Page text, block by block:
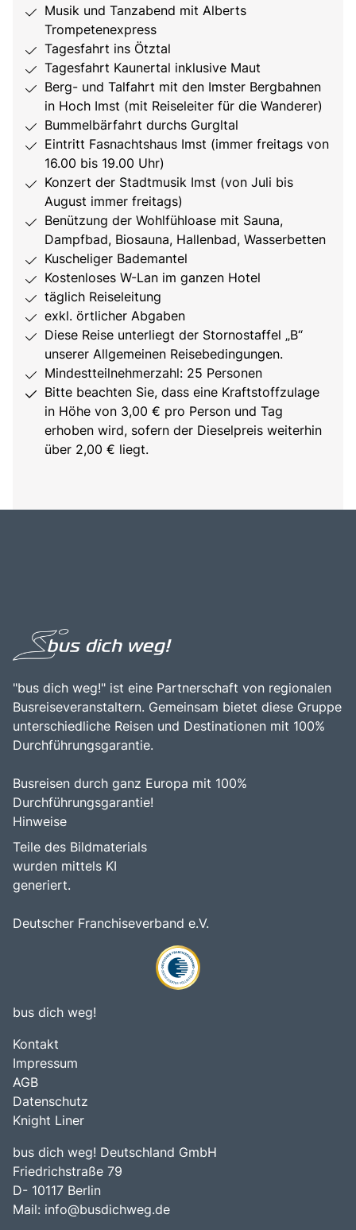
Musik und Tanzabend mit Alberts
Trompetenexpress
Tagesfahrt ins Ötztal
Tagesfahrt Kaunertal inklusive Maut
Berg- und Talfahrt mit den Imster Bergbahnen
in Hoch Imst (mit Reiseleiter für die Wanderer)
Bummelbärfahrt durchs Gurgltal
Eintritt Fasnachtshaus Imst (immer freitags von
16.00 bis 19.00 Uhr)
Konzert der Stadtmusik Imst (von Juli bis
August immer freitags)
Benützung der Wohlfühloase mit Sauna,
Dampfbad, Biosauna, Hallenbad, Wasserbetten
Kuscheliger Bademantel
Kostenloses W-Lan im ganzen Hotel
täglich Reiseleitung
exkl. örtlicher Abgaben
Diese Reise unterliegt der Stornostaffel „B“
unserer Allgemeinen Reisebedingungen.
Mindestteilnehmerzahl: 25 Personen
Bitte beachten Sie, dass eine Kraftstoffzulage
in Höhe von 3,00 € pro Person und Tag
erhoben wird, sofern der Dieselpreis weiterhin
über 2,00 € liegt.
"bus dich weg!" ist eine Partnerschaft von regionalen
Busreiseveranstaltern. Gemeinsam bietet diese Gruppe
unterschiedliche Reisen und Destinationen mit 100%
Durchführungsgarantie.
Busreisen durch ganz Europa mit 100%
Durchführungsgarantie!
Hinweise
Teile des Bildmaterials
wurden mittels KI
generiert.
Deutscher Franchiseverband e.V.
bus dich weg!
Kontakt
Impressum
AGB
Datenschutz
Knight Liner
bus dich weg! Deutschland GmbH
Friedrichstraße 79
D- 10117 Berlin
Mail: info@busdichweg.de